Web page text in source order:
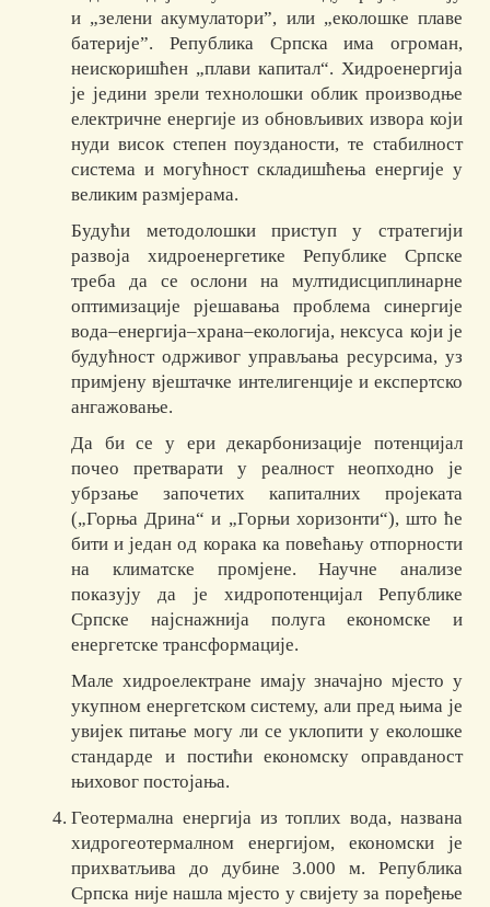
и „зелени акумулатори”, или „еколошке плаве
батерије”. Република Српска има огроман,
неискоришћен „плави капитал“. Хидроенергија
је једини зрели технолошки облик производње
електричне енергије из обновљивих извора који
нуди висок степен поузданости, те стабилност
система и могућност складишћења енергије у
великим размјерама.
Будући методолошки приступ у стратегији
развоја хидроенергетике Републике Српске
треба да се ослони на мултидисциплинарне
оптимизације рјешавања проблема синергије
вода–енергија‒храна–екологија, нексуса који је
будућност одрживог управљања ресурсима, уз
примјену вјештачке интелигенције и експертско
ангажовање.
Да би се у ери декарбонизације потенцијал
почео претварати у реалност неопходно је
убрзање започетих капиталних пројеката
(„Горња Дрина“ и „Горњи хоризонти“), што ће
бити и један од корака ка повећању отпорности
на климатске промјене. Научне анализе
показују да је хидропотенцијал Републике
Српске најснажнија полуга економске и
енергетске трансформације.
Мале хидроелектране имају значајно мјесто у
укупном енергетском систему, али пред њима је
увијек питање могу ли се уклопити у еколошке
стандарде и постићи економску оправданост
њиховог постојања.
Геотермална енергија из топлих вода, названа
хидрогеотермалном енергијом, економски је
прихватљива до дубине 3.000 м. Република
Српска није нашла мјесто у свијету за поређење